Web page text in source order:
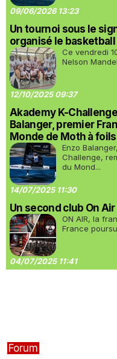
09/06/2026 13:23
Un tournoi sous le
organisé le
Ce vendredi
Nelson
12/10/2025 09:37
Akademy K-
Balanger, premier
Monde de Moth à foils
Enzo
Challenge,
du Mond...
14/07/2025 11:30
Un second club On
ON AIR, la
France
04/07/2025 11:41
Forum